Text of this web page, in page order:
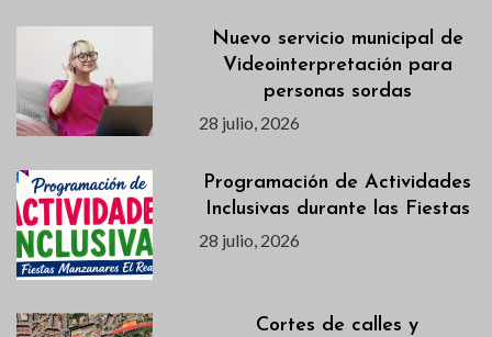
Nuevo servicio municipal de
Videointerpretación para
personas sordas
28 julio, 2026
Programación de Actividades
Inclusivas durante las Fiestas
28 julio, 2026
Cortes de calles y